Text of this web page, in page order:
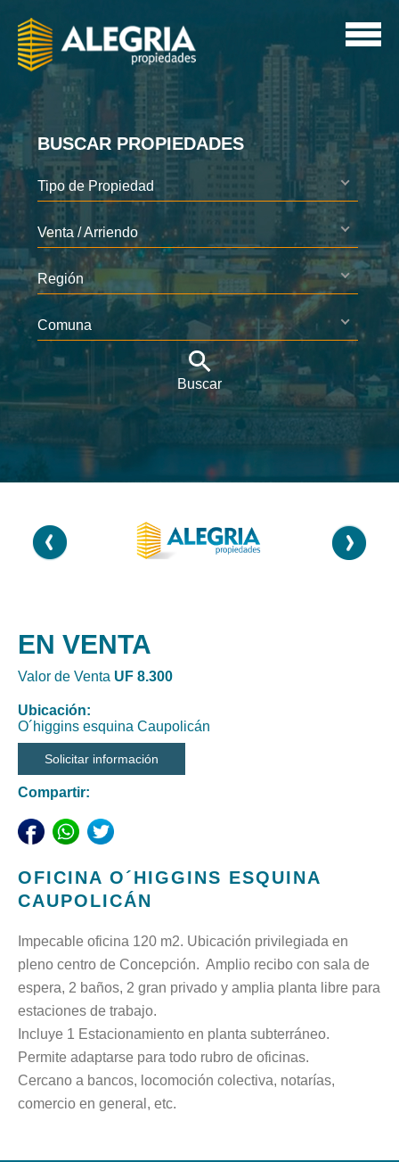
BUSCAR PROPIEDADES
Tipo de Propiedad
Venta / Arriendo
Región
Comuna
Buscar
OFICINA O´HIGGINS ESQUINA
CAUPOLICÁN
Impecable oficina 120 m2. Ubicación privilegiada en
pleno centro de Concepción. Amplio recibo con sala de
espera, 2 baños, 2 gran privado y amplia planta libre para
estaciones de trabajo.
Incluye 1 Estacionamiento en planta subterráneo.
Permite adaptarse para todo rubro de oficinas.
Cercano a bancos, locomoción colectiva, notarías,
comercio en general, etc.
EN VENTA
Valor de Venta UF 8.300
Ubicación:
O´higgins esquina Caupolicán
Solicitar información
Compartir: